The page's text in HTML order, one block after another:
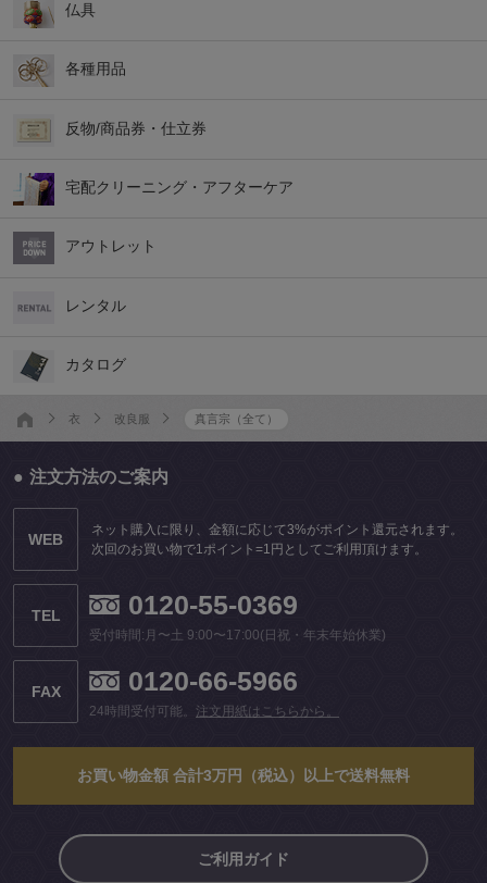
仏具
各種用品
反物/商品券・仕立券
宅配クリーニング・アフターケア
アウトレット
レンタル
カタログ
衣 改良服 真言宗（全て）
注文方法のご案内
WEB
ネット購入に限り、金額に応じて3%がポイント還元されます。
次回のお買い物で1ポイント=1円としてご利用頂けます。
TEL 0120-55-0369
受付時間:月〜土 9:00〜17:00(日祝・年末年始休業)
FAX 0120-66-5966
24時間受付可能。 注文用紙はこちらから。
お買い物金額 合計3万円（税込）以上で送料無料
ご利用ガイド